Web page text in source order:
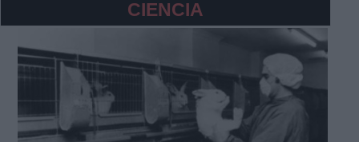
CIENCIA
Legitimación:
Destinatarios: